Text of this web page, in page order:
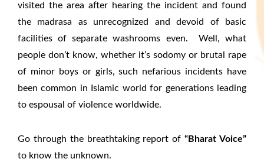
visited the area after hearing the incident and found
the madrasa as unrecognized and devoid of basic
facilities of separate washrooms even. Well, what
people don’t know, whether it’s sodomy or brutal rape
of minor boys or girls, such nefarious incidents have
been common in Islamic world for generations leading
to espousal of violence worldwide.
Go through the breathtaking report of“Bharat Voice”
to know the unknown.